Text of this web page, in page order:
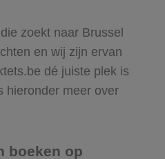
zoekt naar Brussel
en wij zijn ervan
dé juiste plek is
hieronder meer over
boeken op